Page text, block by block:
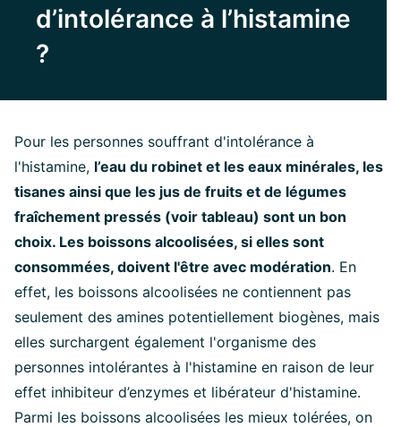
d’intolérance à l’histamine
?
Pour les personnes souffrant d'intolérance à
l'histamine, l’eau du robinet et les eaux minérales, les
tisanes ainsi que les jus de fruits et de légumes
fraîchement pressés (voir tableau) sont un bon
choix. Les boissons alcoolisées, si elles sont
consommées, doivent l'être avec modération. En
effet, les boissons alcoolisées ne contiennent pas
seulement des amines potentiellement biogènes, mais
elles surchargent également l'organisme des
personnes intolérantes à l'histamine en raison de leur
effet inhibiteur d’enzymes et libérateur d'histamine.
Parmi les boissons alcoolisées les mieux tolérées, on